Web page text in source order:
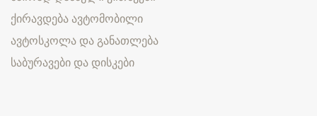
ქირავდება ავტომობილი
ავტოსკოლა და განათლება
საბურავები და დისკები